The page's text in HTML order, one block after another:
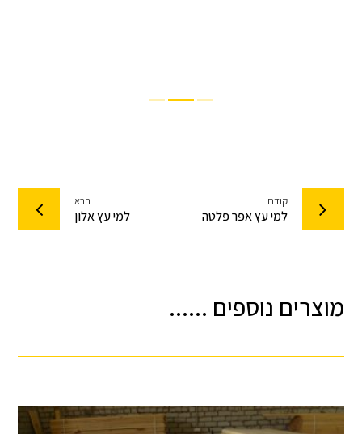
קודם
למי עץ אפר פלטה
הבא
למי עץ אלון
מוצרים נוספים ......